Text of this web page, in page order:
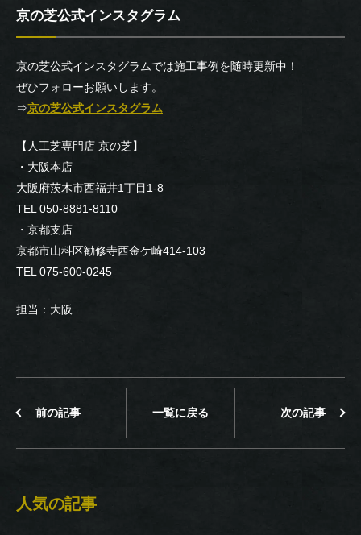
京の芝公式インスタグラム
京の芝公式インスタグラムでは施工事例を随時更新中！
ぜひフォローお願いします。
⇒京の芝公式インスタグラム
【人工芝専門店 京の芝】
・大阪本店
大阪府茨木市西福井1丁目1-8
TEL 050-8881-8110
・京都支店
京都市山科区勧修寺西金ケ崎414-103
TEL 075-600-0245
担当：大阪
前の記事 一覧に戻る 次の記事
人気の記事